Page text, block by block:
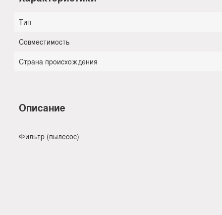
Тип
Совместимость
Страна происхождения
Описание
Фильтр (пылесос)